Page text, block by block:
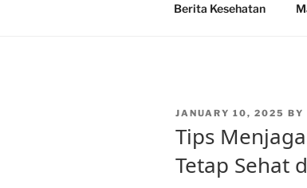
Berita Kesehatan
POSTED
JANUARY 10, 2025 BY
Tips
Tetap Sehat